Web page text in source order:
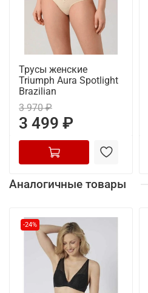
Трусы женские
Triumph Aura Spotlight
Brazilian
3 970 ₽
3 499 ₽
Аналогичные товары
-24%